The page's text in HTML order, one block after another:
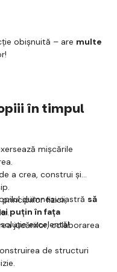
obișnuită – are multe
în timpul
mișcările
a crea, construi și
fizicii,
jucăriilor, colaborarea
de structuri
dumneavoastră să
puțin în fața
excelentă!